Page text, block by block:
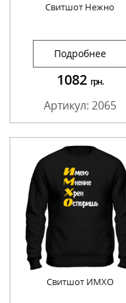
Свитшот Нежно
Подробнее
1082 грн.
Артикул: 2065
Свитшот ИМХО